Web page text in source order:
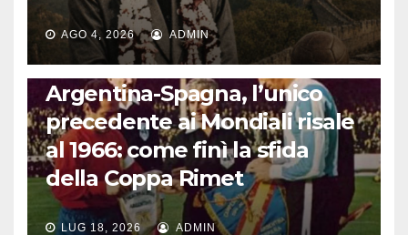
AGO 4, 2026 ADMIN
CALCIO INTERNAZIONALE
Argentina-Spagna, l’unico
precedente ai Mondiali risale
al 1966: come finì la sfida
della Coppa Rimet
LUG 18, 2026 ADMIN